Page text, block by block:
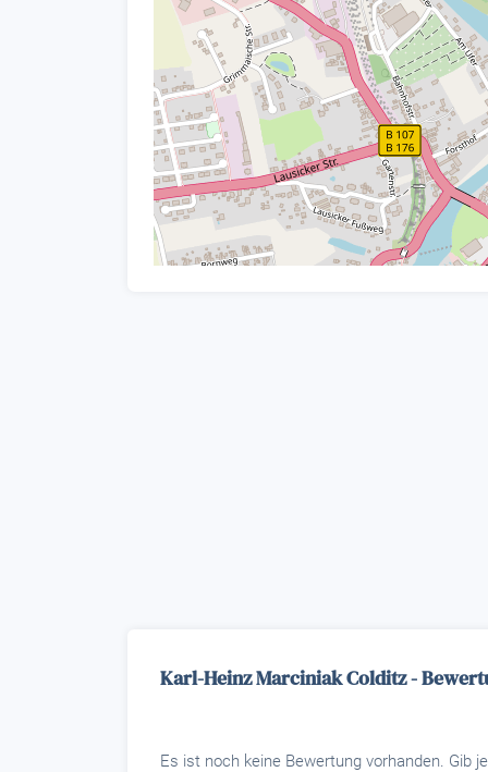
Karl-Heinz Marciniak Colditz -
Es ist noch keine Bewertung vorhanden. Gib